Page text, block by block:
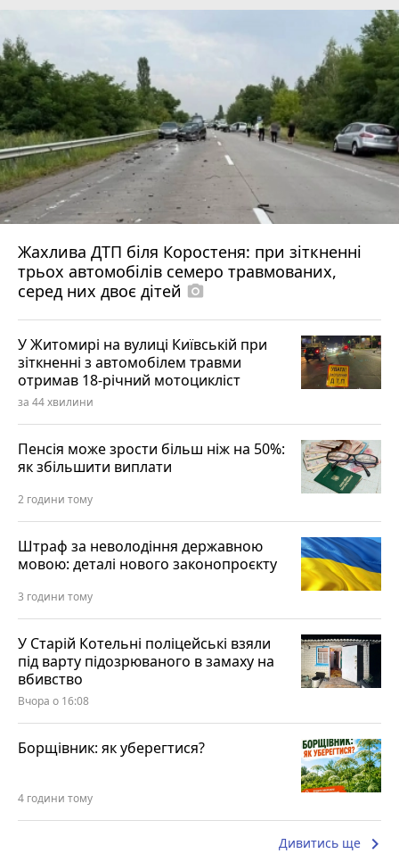
Жахлива ДТП біля Коростеня: при зіткненні
трьох автомобілів семеро травмованих,
серед них двоє дітей photo_camera
У Житомирі на вулиці Київській при
зіткненні з автомобілем травми
отримав 18-річний мотоцикліст
за 44 хвилини
Пенсія може зрости більш ніж на 50%:
як збільшити виплати
2 години тому
Штраф за неволодіння державною
мовою: деталі нового законопроєкту
3 години тому
У Старій Котельні поліцейські взяли
під варту підозрюваного в замаху на
вбивство
Вчора о 16:08
Борщівник: як уберегтися?
4 години тому
Дивитись ще keyboard_arrow_right